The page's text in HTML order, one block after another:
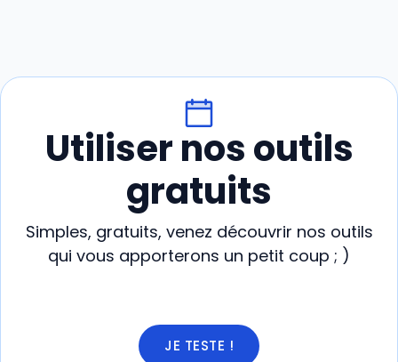
Utiliser nos outils
gratuits
Simples, gratuits, venez découvrir nos outils
qui vous apporterons un petit coup ; )
JE TESTE !